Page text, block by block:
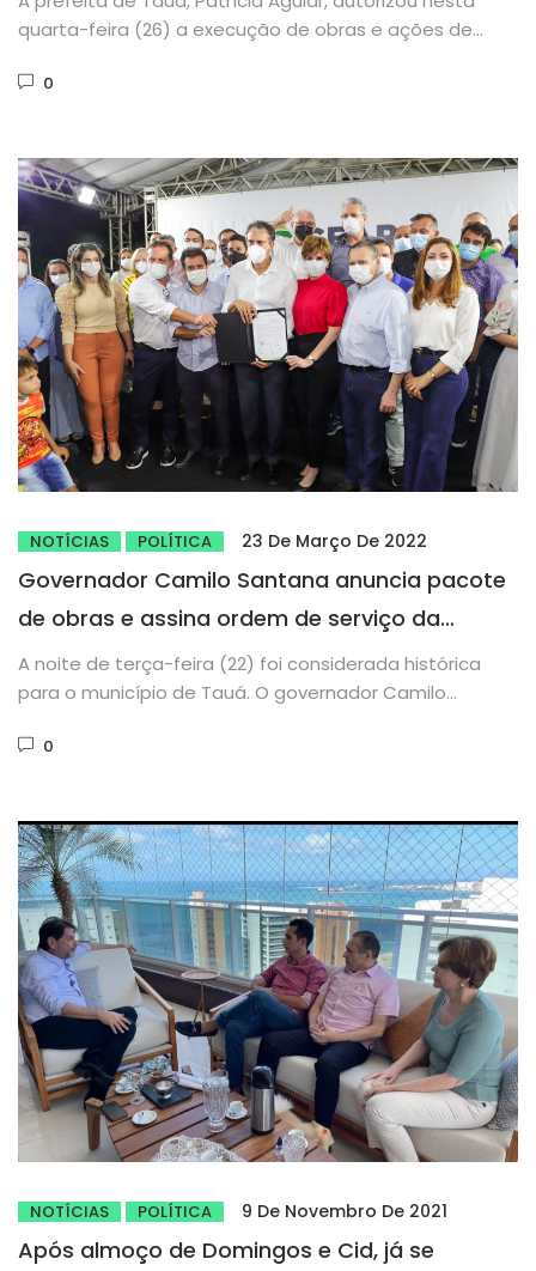
quarta-feira (26) a execução de obras e ações de
0
NOTÍCIAS POLÍTICA 23 De Março De 2022
Governador Camilo Santana anuncia pacote
de obras e assina ordem de serviço da
adutora de Tauá
A noite de terça-feira (22) foi considerada histórica
para o município de Tauá. O governador Camilo
0
NOTÍCIAS POLÍTICA 9 De Novembro De 2021
Após almoço de Domingos e Cid, já se